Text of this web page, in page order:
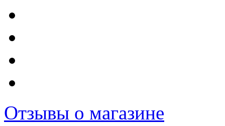
Отзывы о магазине